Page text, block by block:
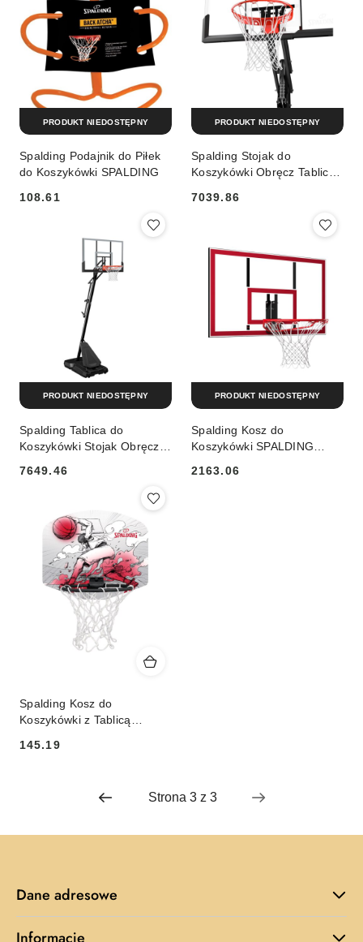
Spalding Podajnik do Piłek
do Koszykówki SPALDING
Cena:
108.61
PRODUKT NIEDOSTĘPNY
Spalding Stojak do
Koszykówki Obręcz Tablica
Cena:
7039.86
PRODUKT NIEDOSTĘPNY
Spalding Tablica do
Koszykówki Stojak Obręcz
Cena:
7649.46
PRODUKT NIEDOSTĘPNY
Spalding Kosz do
Koszykówki SPALDING
Cena:
2163.06
PRODUKT NIEDOSTĘPNY
Spalding Kosz do
Koszykówki z Tablicą
Cena:
145.19
Dane adresowe